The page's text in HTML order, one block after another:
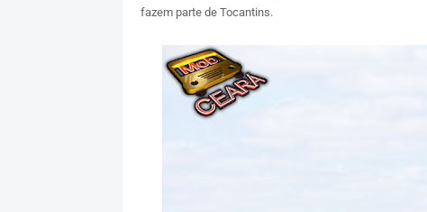
fazem parte de Tocantins.